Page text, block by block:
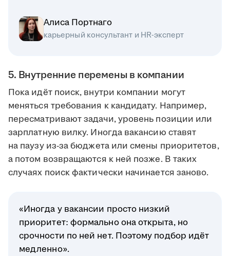
Алиса Портнаго
карьерный консультант и HR-эксперт
5. Внутренние перемены в компании
Пока идёт поиск, внутри компании могут
меняться требования к кандидату. Например,
пересматривают задачи, уровень позиции или
зарплатную вилку. Иногда вакансию ставят
на паузу из-за бюджета или смены приоритетов,
а потом возвращаются к ней позже. В таких
случаях поиск фактически начинается заново.
«Иногда у вакансии просто низкий
приоритет: формально она открыта, но
срочности по ней нет. Поэтому подбор идёт
медленно».